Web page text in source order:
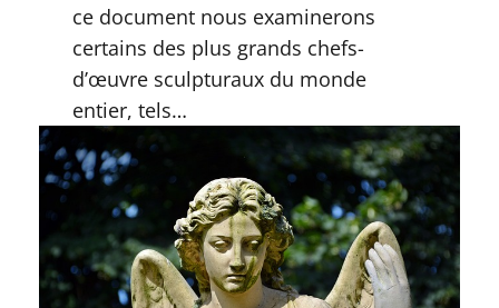
ce document nous examinerons
certains des plus grands chefs-
d’œuvre sculpturaux du monde
entier, tels…